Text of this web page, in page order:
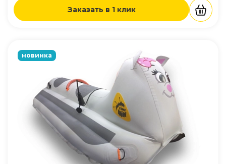
Заказать в 1 клик
новинка